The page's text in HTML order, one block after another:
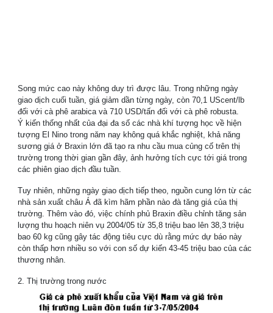
Song mức cao này không duy trì được lâu. Trong những ngày
giao dịch cuối tuần, giá giảm dần từng ngày, còn 70,1 UScent/lb
đối với cà phê arabica và 710 USD/tấn đối với cà phê robusta.
Ý kiến thống nhất của đại đa số các nhà khí tượng học về hiện
tượng El Nino trong năm nay không quá khắc nghiệt, khả năng
sương giá ở Braxin lớn đã tạo ra nhu cầu mua củng cố trên thị
trường trong thời gian gần đây, ảnh hưởng tích cực tới giá trong
các phiên giao dịch đầu tuần.
Tuy nhiên, những ngày giao dịch tiếp theo, nguồn cung lớn từ các
nhà sản xuất châu Á đã kìm hãm phần nào đà tăng giá của thị
trường. Thêm vào đó, việc chính phủ Braxin điều chỉnh tăng sản
lượng thu hoạch niên vụ 2004/05 từ 35,8 triệu bao lên 38,3 triệu
bao 60 kg cũng gây tác động tiêu cực dù rằng mức dự báo này
còn thấp hơn nhiều so với con số dự kiến 43-45 triệu bao của các
thương nhân.
2. Thị trường trong nước